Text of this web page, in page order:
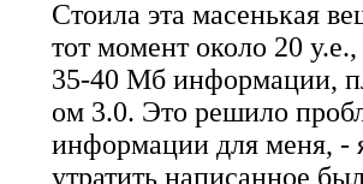
Стоила эта масенькая
тот момент около 20
35-40 Мб информации,
ом 3.0. Это решило
информации для меня, -
утратить написанное